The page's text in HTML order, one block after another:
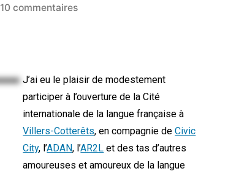
10 commentaires
J’ai eu le plaisir de modestement
participer à l’ouverture de la Cité
internationale de la langue française à
Villers-Cotterêts, en compagnie deCivic
City, l’ADAN, l’AR2L et des tas d’autres
amoureuses et amoureux de la langue